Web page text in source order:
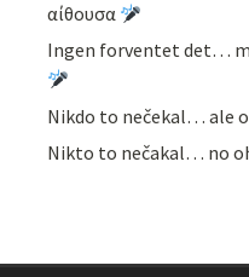
αίθουσα
Ingen forventet det…
Nikdo to nečekal… ale
Nikto to nečakal… no